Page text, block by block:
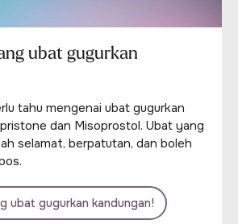
ubat gugurkan
tahu mengenai ubat gugurkan
dan Misoprostol. Ubat yang
selamat, berpatutan, dan boleh
ubat gugurkan kandungan!